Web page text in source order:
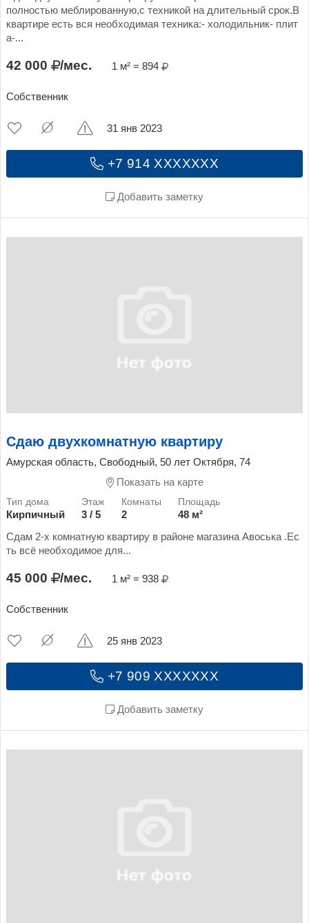
полностью меблированную,с техникой на длительный срок.В
квартире есть вся необходимая техника:- холодильник- плит
а-...
42 000 /мес. 1 м² = 894
Собственник
+7 914 XXXXXXX
Добавить заметку
31 янв 2023
Сдаю двухкомнатную квартиру
Амурская область, Свободный, 50 лет Октября, 74
Показать на карте
Кирпичный 3 / 5 2
48 м²
Сдам 2-х комнатную квартиру в районе магазина Авоська .Ес
ть всë необходимое для...
45 000 /мес. 1 м² = 938
Собственник
+7 909 XXXXXXX
Добавить заметку
25 янв 2023